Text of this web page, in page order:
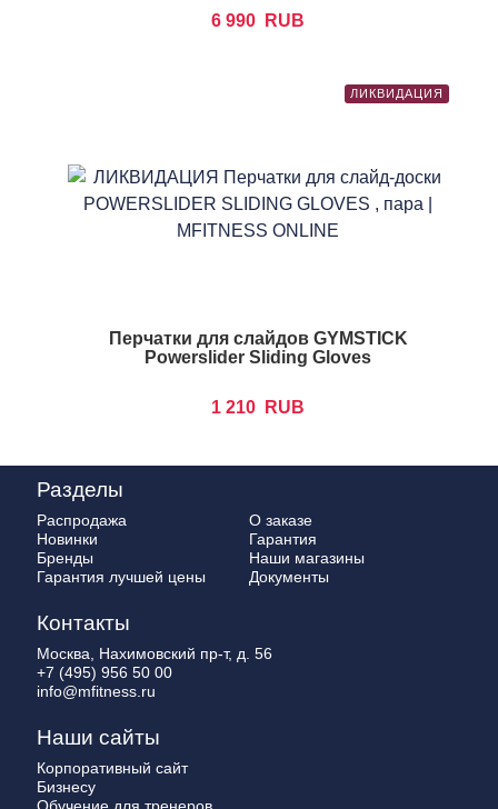
6 990 RUB
ЛИКВИДАЦИЯ
Перчатки для слайдов GYMSTICK
Powerslider Sliding Gloves
1 210 RUB
Разделы
Распродажа
Новинки
Бренды
Гарантия лучшей цены
О заказе
Гарантия
Наши магазины
Документы
Контакты
Москва, Нахимовский пр-т, д. 56
+7 (495) 956 50 00
info@mfitness.ru
Наши сайты
Корпоративный сайт
Бизнесу